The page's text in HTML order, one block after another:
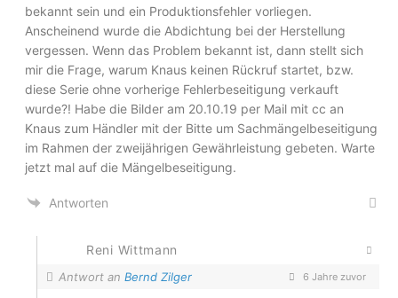
bekannt sein und ein Produktionsfehler vorliegen.
Anscheinend wurde die Abdichtung bei der Herstellung
vergessen. Wenn das Problem bekannt ist, dann stellt sich
mir die Frage, warum Knaus keinen Rückruf startet, bzw.
diese Serie ohne vorherige Fehlerbeseitigung verkauft
wurde?! Habe die Bilder am 20.10.19 per Mail mit cc an
Knaus zum Händler mit der Bitte um Sachmängelbeseitigung
im Rahmen der zweijährigen Gewährleistung gebeten. Warte
jetzt mal auf die Mängelbeseitigung.
Antworten
Reni Wittmann
Antwort an Bernd Zilger 6 Jahre zuvor